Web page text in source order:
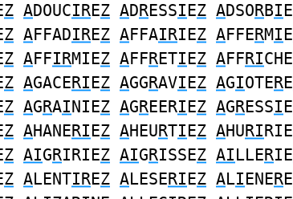
Z ADOUCIREZ ADRESSIEZ ADSORBIE
Z AFFADIREZ AFFAIRIEZ AFFERMIE
Z AFFIRMIEZ AFFRETIEZ AFFRICHE
Z AGACERIEZ AGGRAVIEZ AGIOTERE
Z AGRAINIEZ AGREERIEZ AGRESSIE
Z AHANERIEZ AHEURTIEZ AHURIRIE
Z AIGRIRIEZ AIGRISSEZ AILLERIE
Z ALENTIREZ ALESERIEZ ALIENERE